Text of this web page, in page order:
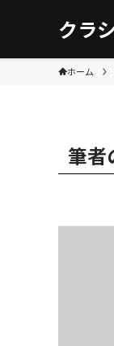
クラ
ホーム
筆者